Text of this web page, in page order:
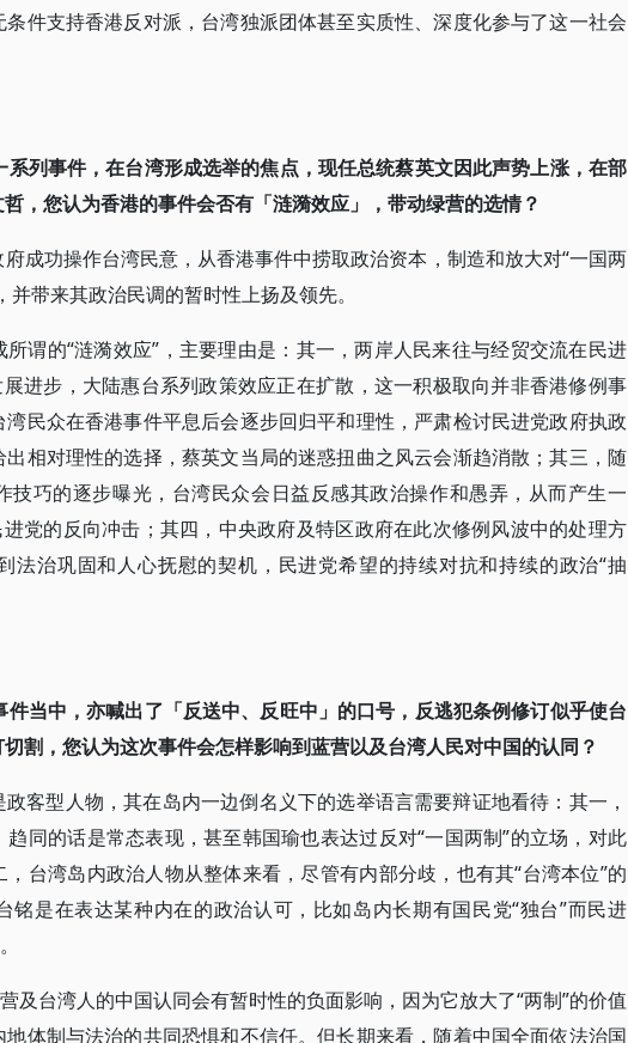
件支持香港反对派，台湾独派团体甚至实质性、深度化参与了这一社会
列事件，在台湾形成选举的焦点，现任总统蔡英文因此声势上涨，在部
，您认为香港的事件会否有「涟漪效应」，带动绿营的选情？
成功操作台湾民意，从香港事件中捞取政治资本，制造和放大对“一国两
带来其政治民调的暂时性上扬及领先。
谓的“涟漪效应”，主要理由是：其一，两岸人民来往与经贸交流在民进
进步，大陆惠台系列政策效应正在扩散，这一积极取向并非香港修例事
民众在香港事件平息后会逐步回归平和理性，严肃检讨民进党政府执政
相对理性的选择，蔡英文当局的迷惑扭曲之风云会渐趋消散；其三，随
技巧的逐步曝光，台湾民众会日益反感其政治操作和愚弄，从而产生一
党的反向冲击；其四，中央政府及特区政府在此次修例风波中的处理方
法治巩固和人心抚慰的契机，民进党希望的持续对抗和持续的政治“抽
当中，亦喊出了「反送中、反旺中」的口号，反逃犯条例修订似乎使台
割，您认为这次事件会怎样影响到蓝营以及台湾人民对中国的认同？
客型人物，其在岛内一边倒名义下的选举语言需要辩证地看待：其一，
同的话是常态表现，甚至韩国瑜也表达过反对“一国两制”的立场，对此
台湾岛内政治人物从整体来看，尽管有内部分歧，也有其“台湾本位”的
铭是在表达某种内在的政治认可，比如岛内长期有国民党“独台”而民进
及台湾人的中国认同会有暂时性的负面影响，因为它放大了“两制”的价值
体制与法治的共同恐惧和不信任。但长期来看，随着中国全面依法治国